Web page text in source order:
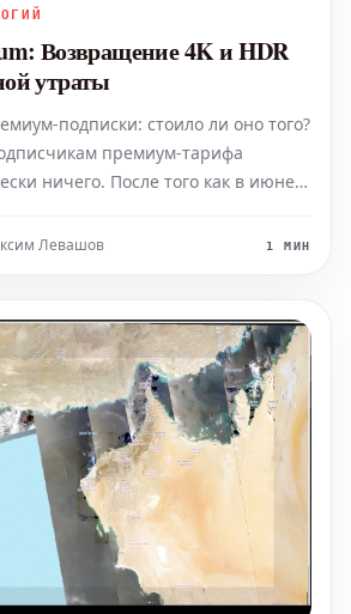
Возвращение 4K и HDR
утраты
подписки: стоило ли оно того?
премиум-тарифа
ничего. После того как в июне
с HDR10. Эта ситуация вызывала
Левашов 1 МИН